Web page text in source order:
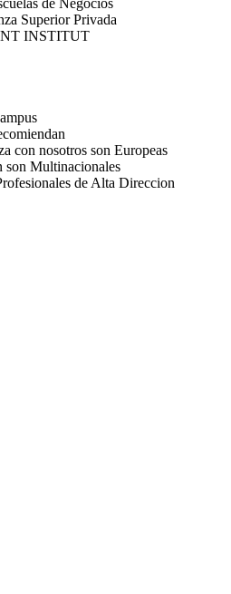
con nosotros son Europeas
son Multinacionales
de Alta Direccion